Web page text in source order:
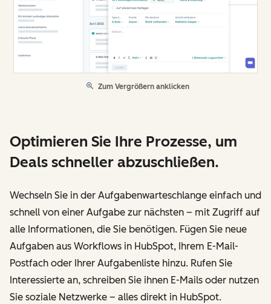
Zum Vergrößern anklicken
Optimieren Sie Ihre Prozesse, um
Deals schneller abzuschließen.
Wechseln Sie in der Aufgabenwarteschlange einfach und
schnell von einer Aufgabe zur nächsten – mit Zugriff auf
alle Informationen, die Sie benötigen. Fügen Sie neue
Aufgaben aus Workflows in HubSpot, Ihrem E-Mail-
Postfach oder Ihrer Aufgabenliste hinzu. Rufen Sie
Interessierte an, schreiben Sie ihnen E-Mails oder nutzen
Sie soziale Netzwerke – alles direkt in HubSpot.